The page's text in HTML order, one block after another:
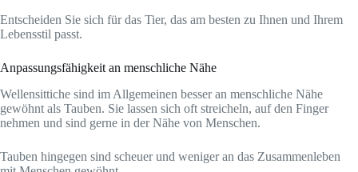
Entscheiden Sie sich für das Tier, das am besten zu Ihnen und Ihrem
Lebensstil passt.
Anpassungsfähigkeit an menschliche Nähe
Wellensittiche sind im Allgemeinen besser an menschliche Nähe
gewöhnt als Tauben. Sie lassen sich oft streicheln, auf den Finger
nehmen und sind gerne in der Nähe von Menschen.
Tauben hingegen sind scheuer und weniger an das Zusammenleben